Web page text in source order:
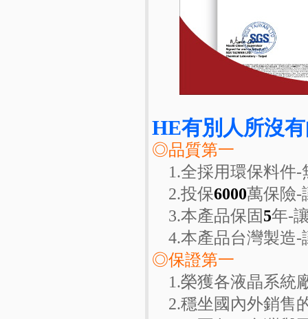
HE有別人所沒
◎品質第一
1.全採用環保料件-
2.投保6000萬保險-
3.本產品保固5年-
4.本產品台灣製造-
◎保證第一
1.榮獲各液晶系統
2.穩坐國內外銷售